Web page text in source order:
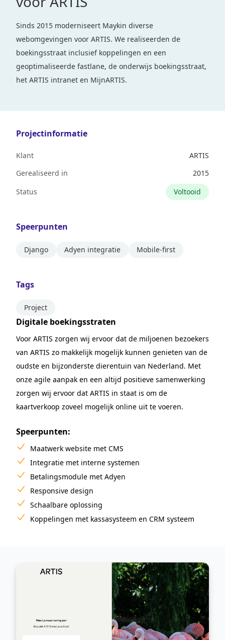
Sinds 2015 moderniseert Maykin diverse
webomgevingen voor ARTIS. We realiseerden de
boekingsstraat inclusief koppelingen en een
geoptimaliseerde fastlane, de onderwijs boekingsstraat,
het ARTIS intranet en MijnARTIS.
Digitale boekingsstraten
Voor ARTIS zorgen wij ervoor dat de miljoenen bezoekers
van ARTIS zo makkelijk mogelijk kunnen genieten van de
oudste en bijzonderste dierentuin van Nederland. Met
onze agile aanpak en een altijd positieve samenwerking
zorgen wij ervoor dat ARTIS in staat is om de
kaartverkoop zoveel mogelijk online uit te voeren.
Speerpunten:
Maatwerk website met CMS
Integratie met interne systemen
Betalingsmodule met Adyen
Responsive design
Schaalbare oplossing
Koppelingen met kassasysteem en CRM systeem
Projectinformatie
Klant
ARTIS
Gerealiseerd in
2015
Status
Voltooid
Speerpunten
Django Adyen integratie Mobile-first
Tags
Project